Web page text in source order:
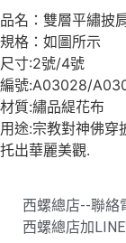
品名：雙層平繡披
規格：如圖所示
尺寸:2號/4號
編號:A03028/
材質:繡品緹花布
用途:宗教對神佛穿
托出華麗美觀.
西螺總店--聯絡
西螺總店加